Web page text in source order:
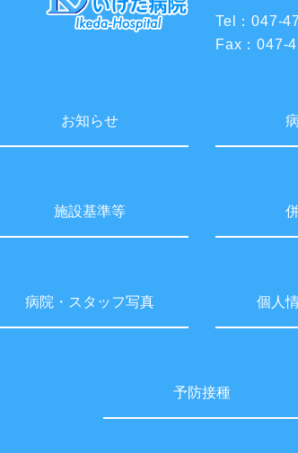
Tel：047-
Fax：047-
お知らせ
施設基準等
病院・スタッフ写真 個人
予防接種